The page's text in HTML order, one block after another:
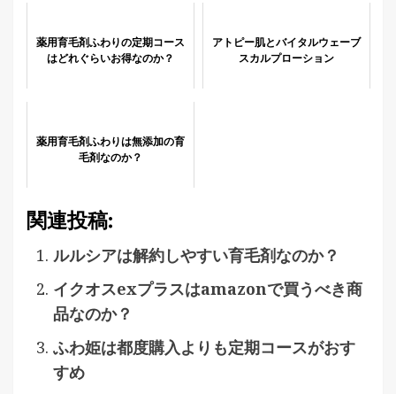
薬用育毛剤ふわりの定期コース
はどれぐらいお得なのか？
アトピー肌とバイタルウェーブ
スカルプローション
薬用育毛剤ふわりは無添加の育
毛剤なのか？
関連投稿:
ルルシアは解約しやすい育毛剤なのか？
イクオスexプラスはamazonで買うべき商
品なのか？
ふわ姫は都度購入よりも定期コースがおす
すめ